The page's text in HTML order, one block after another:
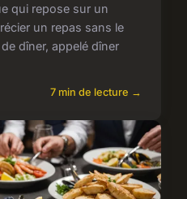
qui repose sur un
un repas sans le
dîner, appelé dîner
7 min de lecture →